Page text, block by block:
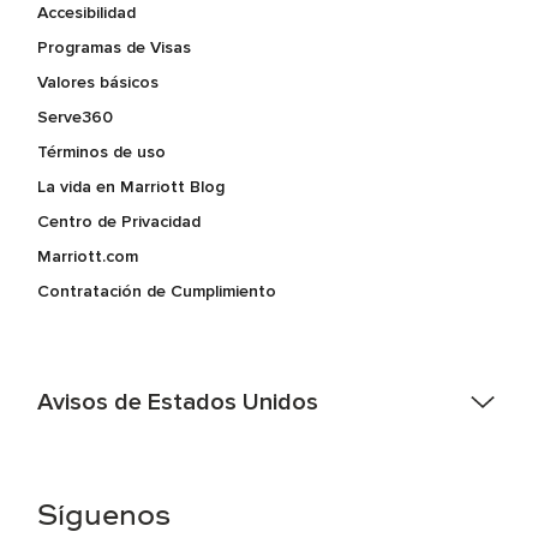
Accesibilidad
Programas de Visas
Valores básicos
Serve360
Términos de uso
La vida en Marriott Blog
Centro de Privacidad
Marriott.com
Contratación de Cumplimiento
Avisos de Estados Unidos
electrónico hqaffirmativeaction@marriott.com
Síguenos